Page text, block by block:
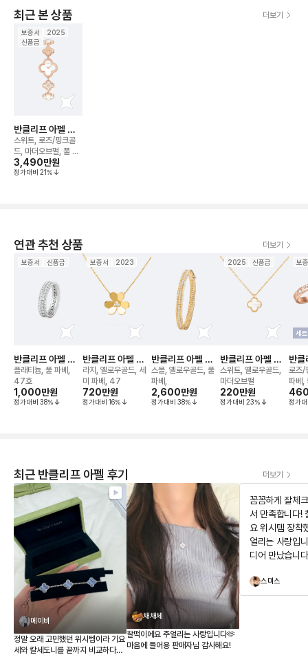
최근 본 상품 더보기
보증서
2025
신품급
반클리프 아펠 알
함브라 워치
스위트, 로즈/핑크골
드, 마더오브펄, 풀 파
베, 뱅글 m, 까르띠에
16_17
3,490만원
정가대비 21%
연관 추천 상품 더보기
보증서 신품급
반클리프 아펠 에
스텔 웨딩 밴드 링
플래티늄, 풀 파베,
47호
1,000만원
정가대비 38%
보증서 2023
반클리프 아펠 프
리볼 네크리스
라지, 옐로우골드, 세
미 파베, 47
720만원
정가대비 16%
반클리프 아펠 뻬
를리 브레이슬릿
스몰, 옐로우골드, 풀
파베,
2,600만원
정가대비 38%
2025 신품급
반클리프 아펠 알
함브라 네크리스
스위트, 옐로우골드,
마더오브펄
220만원
정가대비 23%
보
세트
반클
쥬르
또왈
괄 링
로즈/
파베,
정가
최근 반클리프 아펠 후기 더보기
메이비
정말 오래 고민했던 위시템이라 기요
세와 칼세도니를 끝까지 비교하다가
채채체
찰떡이에요 주얼리는 사랑입니다🫶
마음에 들어용 판매자님 감사해요!
꼼꼼하게 잘체
서 만족합니다!
요 위시템 장착
얼리는 사랑입
디어 만났습니
뻐요스미스